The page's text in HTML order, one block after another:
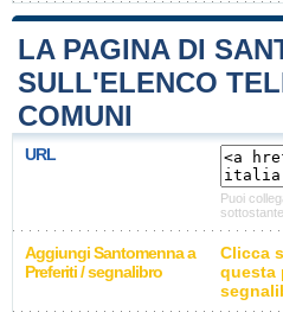
LA PAGINA DI
SULL'ELENCO
COMUNI
URL
Puoi
sottostante.
Aggiungi Santomenna a
Preferiti / segnalibro
Clicca
questa